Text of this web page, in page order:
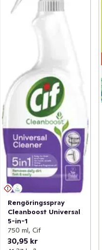
Rengöringsspray
Cleanboost Universal
5-in-1
750 ml, Cif
30,95 kr